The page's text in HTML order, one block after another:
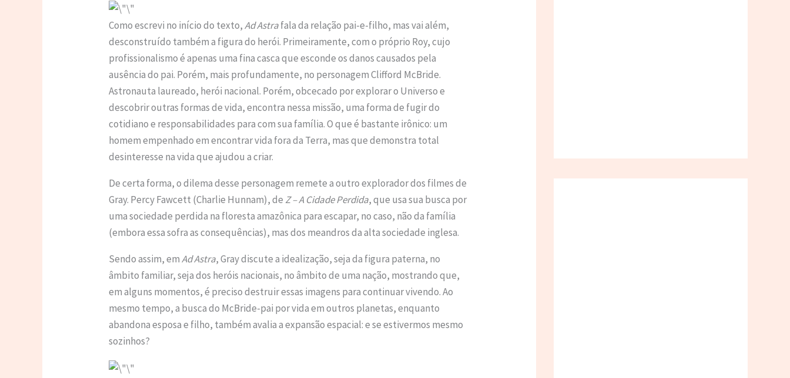
Como escrevi no início do texto,Ad Astrafala da relação pai-e-filho, mas vai além,
desconstruído também a figura do herói. Primeiramente, com o próprio Roy, cujo
profissionalismo é apenas uma fina casca que esconde os danos causados pela
ausência do pai. Porém, mais profundamente, no personagem Clifford McBride.
Astronauta laureado, herói nacional. Porém, obcecado por explorar o Universo e
descobrir outras formas de vida, encontra nessa missão, uma forma de fugir do
cotidiano e responsabilidades para com sua família. O que é bastante irônico: um
homem empenhado em encontrar vida fora da Terra, mas que demonstra total
desinteresse na vida que ajudou a criar.
De certa forma, o dilema desse personagem remete a outro explorador dos filmes de
Gray. Percy Fawcett (Charlie Hunnam), de Z – A Cidade Perdida, que usa sua busca por
uma sociedade perdida na floresta amazônica para escapar, no caso, não da família
(embora essa sofra as consequências), mas dos meandros da alta sociedade inglesa.
Sendo assim, emAd Astra, Gray discute a idealização, seja da figura paterna, no
âmbito familiar, seja dos heróis nacionais, no âmbito de uma nação, mostrando que,
em alguns momentos, é preciso destruir essas imagens para continuar vivendo. Ao
mesmo tempo, a busca do McBride-pai por vida em outros planetas, enquanto
abandona esposa e filho, também avalia a expansão espacial: e se estivermos mesmo
sozinhos?